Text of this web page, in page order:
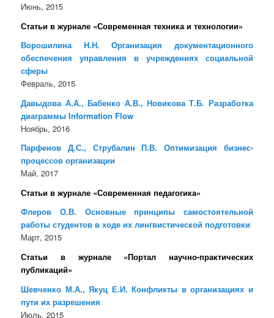
Июнь, 2015
Статьи в журнале «Современная техника и технологии»
Ворошилина Н.Н. Организация документационного
обеспечения управления в учреждениях социальной
сферы
Февраль, 2015
Давыдова А.А., Бабенко А.В., Новикова Т.Б. Разработка
диаграммы Information Flow
Ноябрь, 2016
Парфенов Д.С., Струбалин П.В. Оптимизация бизнес-
процессов организации
Май, 2017
Статьи в журнале «Современная педагогика»
Флеров О.В. Основные принципы самостоятельной
работы студентов в ходе их лингвистической подготовки
Март, 2015
Статьи в журнале «Портал научно-практических
публикаций»
Шевченко М.А., Якуц Е.И. Конфликты в организациях и
пути их разрешения
Июль, 2015